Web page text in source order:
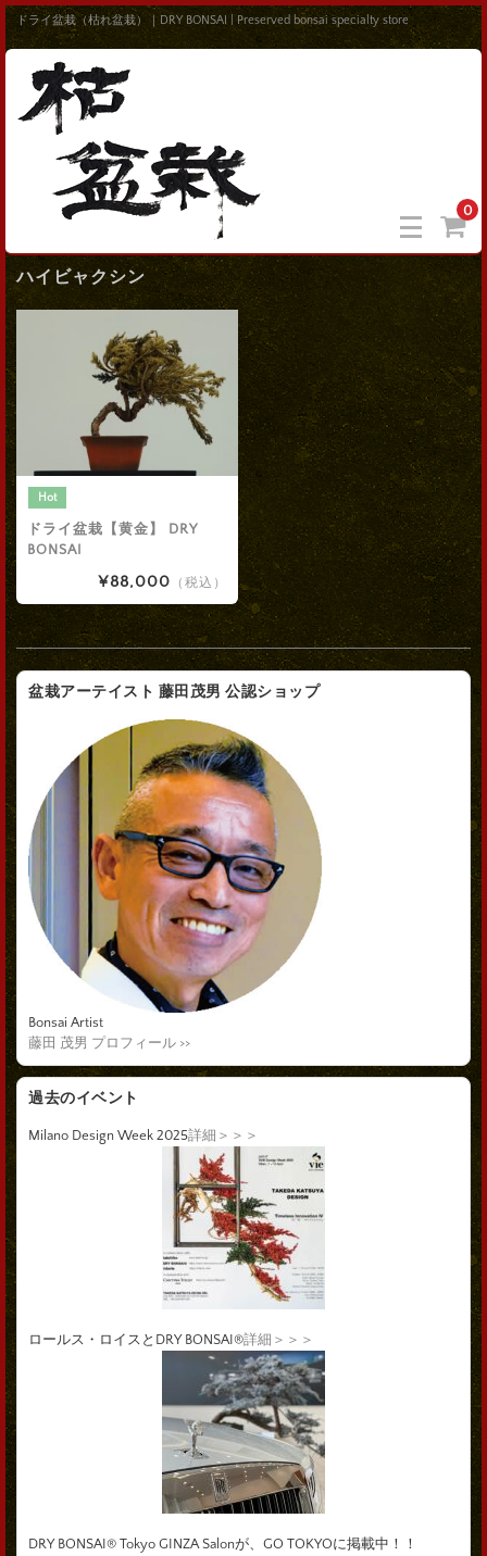
ドライ盆栽（枯れ盆栽）｜DRY BONSAI | Preserved bonsai specialty store
0
ハイビャクシン
Hot
ドライ盆栽【黄金】 DRY
BONSAI
¥88,000 （税込）
盆栽アーテイスト 藤田茂男 公認ショップ
Bonsai Artist
藤田 茂男 プロフィール >>
過去のイベント
Milano Design Week 2025詳細＞＞＞
ロールス・ロイスとDRY BONSAI®詳細＞＞＞
DRY BONSAI® Tokyo GINZA Salonが、GO TOKYOに掲載中！！